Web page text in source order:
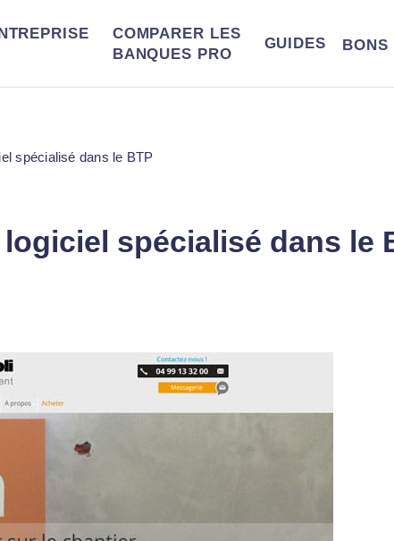
COMPARER LES
BANQUES PRO
GUIDES BONS
spécialisé dans le
spécialisé dans le BTP